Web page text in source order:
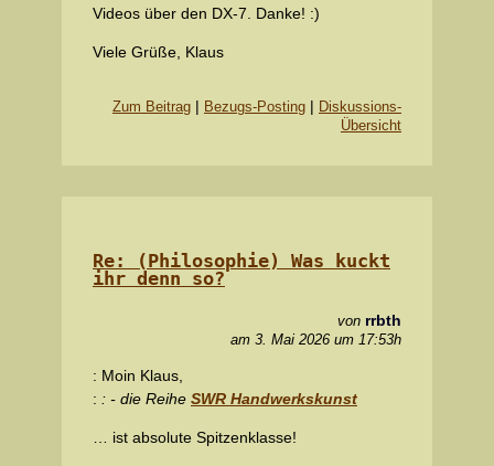
Videos über den DX-7. Danke! :)
Viele Grüße, Klaus
Zum Beitrag | Bezugs-Posting | Diskussions-
Übersicht
Re: (Philosophie) Was kuckt
ihr denn so?
von rrbth
am 3. Mai 2026 um 17:53h
: Moin Klaus,
: : - die Reihe SWR Handwerkskunst
… ist absolute Spitzenklasse!